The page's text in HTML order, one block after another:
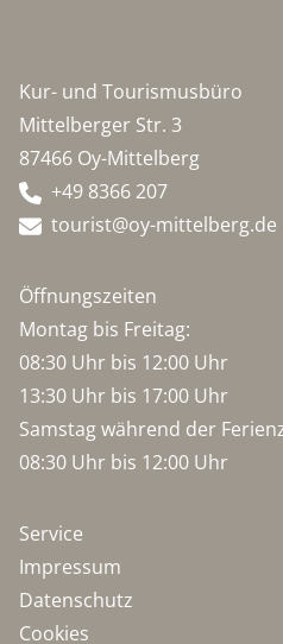
Kur- und Tourismusbüro
Mittelberger Str. 3
87466 Oy-Mittelberg
+49 8366 207
tourist@oy-mittelberg.de
Öffnungszeiten
Montag bis Freitag:
08:30 Uhr bis 12:00 Uhr
13:30 Uhr bis 17:00 Uhr
Samstag während der
08:30 Uhr bis 12:00 Uhr
Service
Impressum
Datenschutz
Cookies